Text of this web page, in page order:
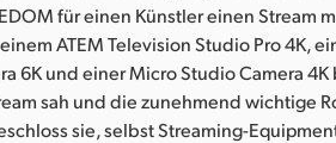
für einen Künstler einen Stream
ATEM Television Studio Pro 4K,
6K und einer Micro Studio Camera
sah und die zunehmend wichtige
sie, selbst Streaming-